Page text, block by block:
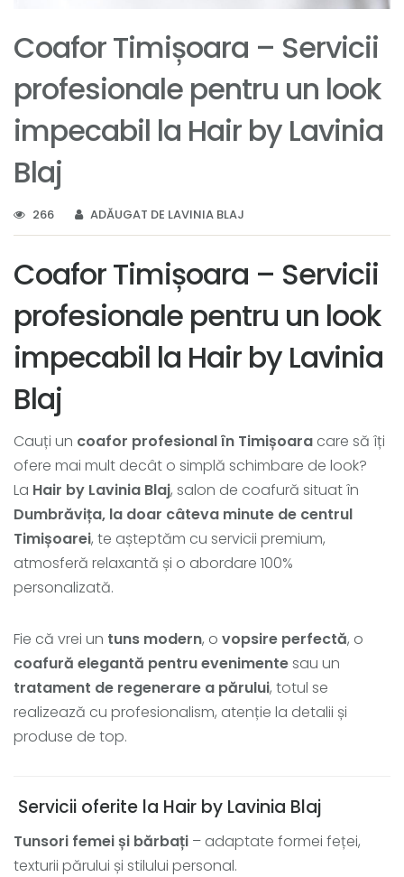
Coafor Timișoara – Servicii
profesionale pentru un look
impecabil la Hair by Lavinia
Blaj
266 ADĂUGAT DE LAVINIA BLAJ
Coafor Timișoara – Servicii
profesionale pentru un look
impecabil la Hair by Lavinia
Blaj
Cauți un coafor profesional în Timișoara care să îți
ofere mai mult decât o simplă schimbare de look?
La Hair by Lavinia Blaj, salon de coafură situat în
Dumbrăvița, la doar câteva minute de centrul
Timișoarei, te așteptăm cu servicii premium,
atmosferă relaxantă și o abordare 100%
personalizată.
Fie că vrei un tuns modern, o vopsire perfectă, o
coafură elegantă pentru evenimentesau un
tratament de regenerare a părului, totul se
realizează cu profesionalism, atenție la detalii și
produse de top.
Servicii oferite la Hair by Lavinia Blaj
Tunsori femei și bărbați – adaptate formei feței,
texturii părului și stilului personal.